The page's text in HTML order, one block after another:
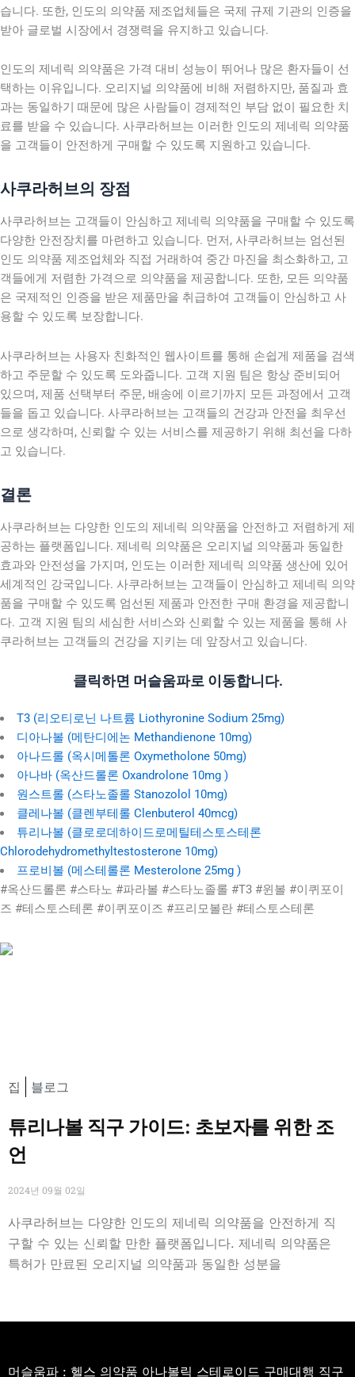
습니다. 또한, 인도의 의약품 제조업체들은 국제 규제 기관의 인증을
받아 글로벌 시장에서 경쟁력을 유지하고 있습니다.
인도의 제네릭 의약품은 가격 대비 성능이 뛰어나 많은 환자들이 선
택하는 이유입니다. 오리지널 의약품에 비해 저렴하지만, 품질과 효
과는 동일하기 때문에 많은 사람들이 경제적인 부담 없이 필요한 치
료를 받을 수 있습니다. 사쿠라허브는 이러한 인도의 제네릭 의약품
을 고객들이 안전하게 구매할 수 있도록 지원하고 있습니다.
사쿠라허브의 장점
사쿠라허브는 고객들이 안심하고 제네릭 의약품을 구매할 수 있도록
다양한 안전장치를 마련하고 있습니다. 먼저, 사쿠라허브는 엄선된
인도 의약품 제조업체와 직접 거래하여 중간 마진을 최소화하고, 고
객들에게 저렴한 가격으로 의약품을 제공합니다. 또한, 모든 의약품
은 국제적인 인증을 받은 제품만을 취급하여 고객들이 안심하고 사
용할 수 있도록 보장합니다.
사쿠라허브는 사용자 친화적인 웹사이트를 통해 손쉽게 제품을 검색
하고 주문할 수 있도록 도와줍니다. 고객 지원 팀은 항상 준비되어
있으며, 제품 선택부터 주문, 배송에 이르기까지 모든 과정에서 고객
들을 돕고 있습니다. 사쿠라허브는 고객들의 건강과 안전을 최우선
으로 생각하며, 신뢰할 수 있는 서비스를 제공하기 위해 최선을 다하
고 있습니다.
결론
사쿠라허브는 다양한 인도의 제네릭 의약품을 안전하고 저렴하게 제
공하는 플랫폼입니다. 제네릭 의약품은 오리지널 의약품과 동일한
효과와 안전성을 가지며, 인도는 이러한 제네릭 의약품 생산에 있어
세계적인 강국입니다. 사쿠라허브는 고객들이 안심하고 제네릭 의약
품을 구매할 수 있도록 엄선된 제품과 안전한 구매 환경을 제공합니
다. 고객 지원 팀의 세심한 서비스와 신뢰할 수 있는 제품을 통해 사
쿠라허브는 고객들의 건강을 지키는 데 앞장서고 있습니다.
클릭하면 머슬움파로 이동합니다.
T3 (리오티로닌 나트륨 Liothyronine Sodium 25mg)
디아나볼 (메탄디에논 Methandienone 10mg)
아나드롤 (옥시메톨론 Oxymetholone 50mg)
아나바 (옥산드롤론 Oxandrolone 10mg )
원스트롤 (스타노졸롤 Stanozolol 10mg)
클레나볼 (클렌부테롤 Clenbuterol 40mcg)
튜리나볼 (클로로데하이드로메틸테스토스테론
Chlorodehydromethyltestosterone 10mg)
프로비볼 (메스테롤론 Mesterolone 25mg )
#옥산드롤론 #스타노 #파라볼 #스타노졸롤 #T3 #윈볼 #이퀴포이
즈 #테스토스테론 #이퀴포이즈 #프리모볼란 #테스토스테론
집 블로그
튜리나볼 직구 가이드: 초보자를 위한 조
언
2024년 09월 02일
사쿠라허브는 다양한 인도의 제네릭 의약품을 안전하게 직
구할 수 있는 신뢰할 만한 플랫폼입니다. 제네릭 의약품은
특허가 만료된 오리지널 의약품과 동일한 성분을
머슬움파 : 헬스 의약품 아나볼릭 스테로이드 구매대행 직구